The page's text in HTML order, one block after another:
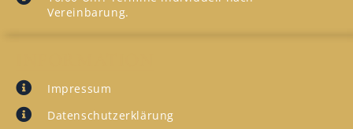
Vereinbarung.
Impressum
Datenschutzerklärung